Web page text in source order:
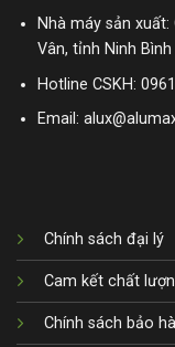
Nhà máy sản
Vân, tỉnh Ninh Bình
Hotline CSKH:
Email:
Chính sách đại lý
Cam kết chất
Chính sách bảo